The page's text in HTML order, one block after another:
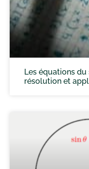
Les équations
résolution et